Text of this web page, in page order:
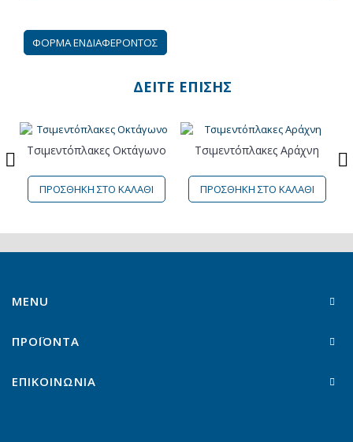
ΦΟΡΜΑ ΕΝΔΙΑΦΕΡΟΝΤΟΣ
ΔΕΙΤΕ ΕΠΙΣΗΣ
Τσιμεντόπλακες Οκτάγωνο
ΠΡΟΣΘΗΚΗ ΣΤΟ ΚΑΛΑΘΙ
Τσιμεντόπλακες Αράχνη
ΠΡΟΣΘΗΚΗ ΣΤΟ ΚΑΛΑΘΙ
MENU
ΠΡΟΪΟΝΤΑ
ΕΠΙΚΟΙΝΩΝΙΑ